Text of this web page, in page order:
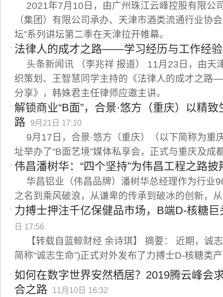
2021年7月10日，由广州珠江云峰控股有限公
（集团）有限公司承办、天津市酒类流通行业协
坛”系列讲坛第二季在天津拉开帷幕。
法律人的成才之路——学习经历与工作经
头条新闻讯 （李兆祥 报道） 11月23日，由天
织策划、王智慧同学主持的《法律人的成才之路
分享》，韩姝君主任律师应邀主讲。
解锁商业“B面”，合景·悠方（重庆）以精
路
9月21日 17:10
9月17日，合景·悠方（重庆）（以下简称为重
址举办了“B面艺境”媒体私享会，正式与重庆及成
伟昌潘树华：“四个坚持”为伟昌工程之路披
华昌铝业（伟昌品牌）潘树华总经理作为行业
之名到乘风破浪，从谦卑的传承到破冰的创新，
力搏士押注千亿保健品市场，B端D-核糖巨
日 17:56
【转载自蓝鲸财经 余诗琪】 摘要： 近期，诚
简称“诚志生命”)正式对外发布了力搏士D-核糖类
如何在数字世界安然栖居？2019腾云峰会
合之路
11月10日 16:32